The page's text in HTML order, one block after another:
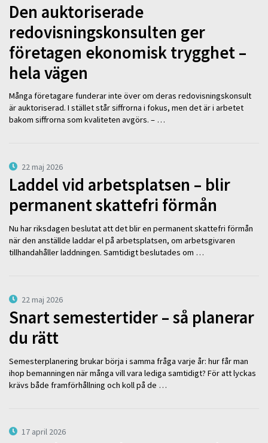
Den auktoriserade
redovisningskonsulten ger
företagen ekonomisk trygghet –
hela vägen
Många företagare funderar inte över om deras redovisningskonsult
är auktoriserad. I stället står siffrorna i fokus, men det är i arbetet
bakom siffrorna som kvaliteten avgörs. – …
22 maj 2026
Laddel vid arbetsplatsen – blir
permanent skattefri förmån
Nu har riksdagen beslutat att det blir en permanent skattefri förmån
när den anställde laddar el på arbetsplatsen, om arbetsgivaren
tillhandahåller laddningen. Samtidigt beslutades om …
22 maj 2026
Snart semestertider – så planerar
du rätt
Semesterplanering brukar börja i samma fråga varje år: hur får man
ihop bemanningen när många vill vara lediga samtidigt? För att lyckas
krävs både framförhållning och koll på de …
17 april 2026